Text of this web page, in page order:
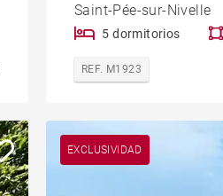
Saint-Pée-sur-Nivelle
5 dormitorios
REF. M1923
EXCLUSIVIDAD